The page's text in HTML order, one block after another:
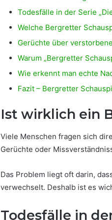
Todesfälle in der Serie
Welche Bergretter
Gerüchte über
Warum „Bergretter
Wie erkennt man echte
Fazit – Bergretter
Ist wirklich ein
Viele Menschen fragen sich
Gerüchte oder
Das Problem liegt oft darin,
verwechselt. Deshalb ist es
Todesfälle in